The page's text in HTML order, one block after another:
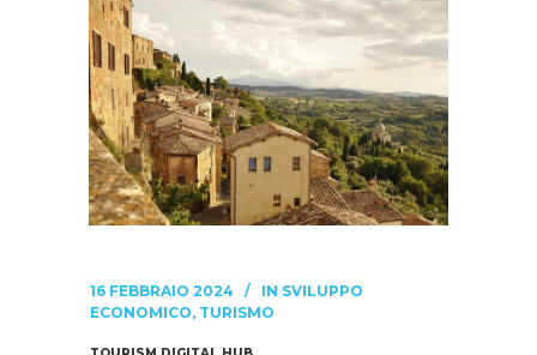
16 FEBBRAIO 2024 IN SVILUPPO
ECONOMICO, TURISMO